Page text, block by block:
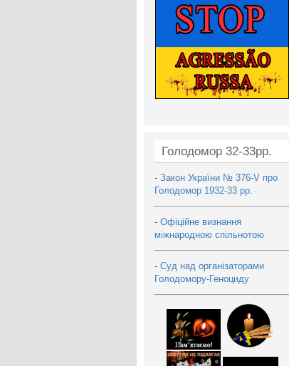
Голодомор 32-33рр.
- Закон України № 376-V про
Голодомор 1932-33 рр.
- Офіційне визнання
міжнародною спільнотою
- Суд над організаторами
Голодомору-Геноциду